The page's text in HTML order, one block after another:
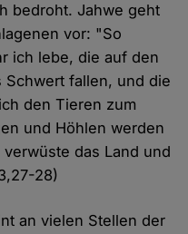
bedroht. Jahwe geht
vor: "So
ich lebe, die auf den
Schwert fallen, und die
den Tieren zum
und Höhlen werden
das Land und
28)
an vielen Stellen der